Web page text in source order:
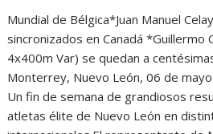
Mundial de Bélgica*Juan Manuel
sincronizados en Canadá *Guillermo
4x400m Var) se quedan a
Monterrey, Nuevo León, 06 de
Un fin de semana de grandiosos
atletas élite de Nuevo León en